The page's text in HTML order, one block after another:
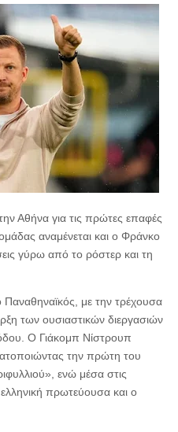
Αθήνα για τις πρώτες επαφές
αναμένεται και ο Φράνκο
γύρω από το ρόστερ και τη
Παναθηναϊκός, με την τρέχουσα
των ουσιαστικών διεργασιών
Ο Γιάκομπ Νίστρουπ
την πρώτη του
ενώ μέσα στις
πρωτεύουσα και ο